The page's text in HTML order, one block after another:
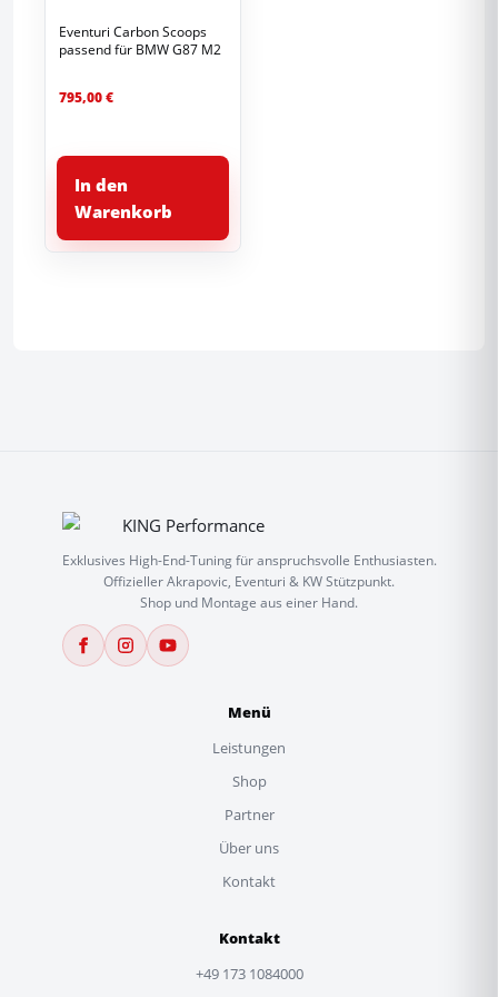
Eventuri Carbon Scoops
passend für BMW G87 M2
795,00€
In den
Warenkorb
Exklusives High-End-Tuning für anspruchsvolle Enthusiasten.
Offizieller Akrapovic, Eventuri & KW Stützpunkt.
Shop und Montage aus einer Hand.
Menü
Leistungen
Shop
Partner
Über uns
Kontakt
Kontakt
+49 173 1084000